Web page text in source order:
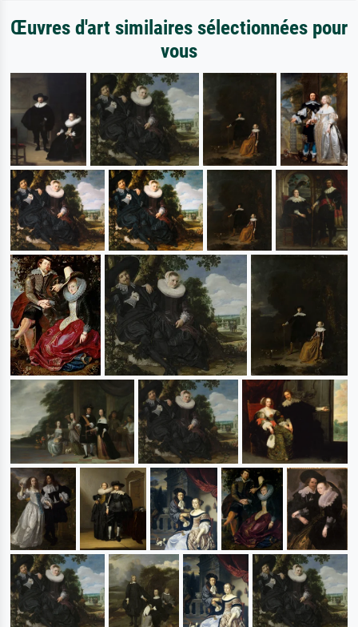
Œuvres d'art similaires sélectionnées pour
vous